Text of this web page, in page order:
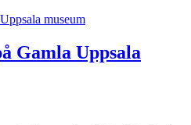
Gamla Uppsala